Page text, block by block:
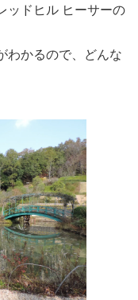
ッドヒル ヒーサーの
わかるので、どんな